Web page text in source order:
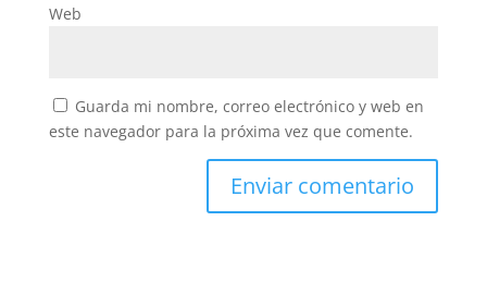
Web
Guarda mi nombre, correo electrónico y web en
este navegador para la próxima vez que comente.